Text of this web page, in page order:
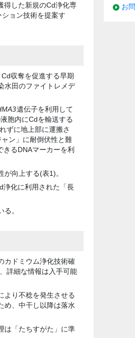
得した新規のCd浄化専
ョン技術を提案す
収奪を促進する早期
水田のファイトレメデ
遺伝子を利用して
胞内にCdを輸送する
ずに地上部に運搬さ
ン」に耐倒伏性と難
るDNAマーカーを利
向上する(表1)。
浄化に利用された「長
。
カドミウム浄化技術確
詳細な情報は入手可能
より不稔を発生させる
め、中干し以降は落水
は「たちすがた」に準
お